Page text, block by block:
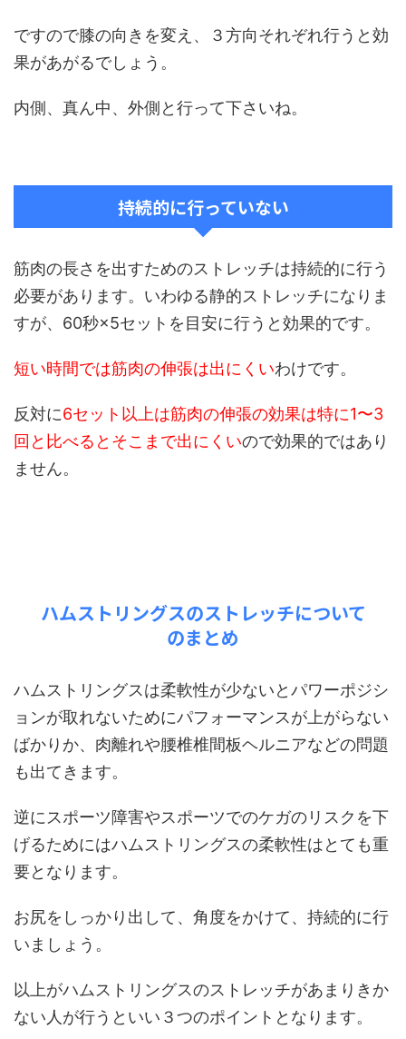
ですので膝の向きを変え、３方向それぞれ行うと効
果があがるでしょう。
内側、真ん中、外側と行って下さいね。
持続的に行っていない
筋肉の長さを出すためのストレッチは持続的に行う
必要があります。いわゆる静的ストレッチになりま
すが、60秒×5セットを目安に行うと効果的です。
短い時間では筋肉の伸張は出にくいわけです。
反対に6セット以上は筋肉の伸張の効果は特に1〜3
回と比べるとそこまで出にくいので効果的ではあり
ません。
ハムストリングスのストレッチについて
のまとめ
ハムストリングスは柔軟性が少ないとパワーポジシ
ョンが取れないためにパフォーマンスが上がらない
ばかりか、肉離れや腰椎椎間板ヘルニアなどの問題
も出てきます。
逆にスポーツ障害やスポーツでのケガのリスクを下
げるためにはハムストリングスの柔軟性はとても重
要となります。
お尻をしっかり出して、角度をかけて、持続的に行
いましょう。
以上がハムストリングスのストレッチがあまりきか
ない人が行うといい３つのポイントとなります。